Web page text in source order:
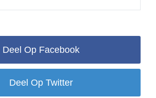
Deel Op Facebook
Deel Op Twitter